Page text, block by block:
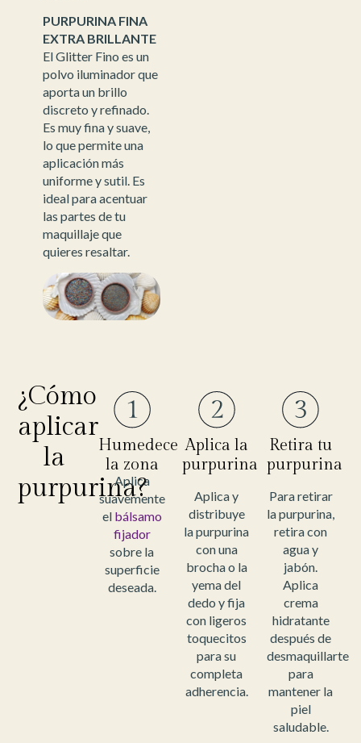
PURPURINA FINA
EXTRA BRILLANTE
El Glitter Fino es un
polvo iluminador que
aporta un brillo
discreto y refinado.
Es muy fina y suave,
lo que permite una
aplicación más
uniforme y sutil. Es
ideal para acentuar
las partes de tu
maquillaje que
quieres resaltar.
¿Cómo
aplicar
la
purpurina?
Humedece
la zona
Aplica
suavemente
el bálsamo
fijador
sobre la
superficie
deseada.
Aplica la
purpurina
Aplica y
distribuye
la purpurina
con una
brocha o la
yema del
dedo y fija
con ligeros
toquecitos
para su
completa
adherencia.
Retira tu
purpurina
Para retirar
la purpurina,
retira con
agua y
jabón.
Aplica
crema
hidratante
después de
desmaquillarte
para
mantener la
piel
saludable.